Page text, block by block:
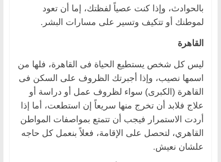
بالحوادث، وإذا كنت عصياً لفظتك، إما أن تعود
لموطنك أو تتكيف وتسير على مسارات البشر.
القاهرة
ليس كل شخص يستطيع الحياة فى القاهرة، فلها من
اسمها نصيب، وإذا أجبرتك الظروف على السكن فى
القاهرة (الكبرى) سواء لظروف عمل أو دراسة أو
علاج فلابد أن تخرج منها سريعاً إن استطعت، أما إذا
أردت الاستمرار فيجب أن تتمتع بمواصفات المواطن
القاهري، لتحصل على الإقامة، فعلاً بنعمل كل حاجه
علشان نعيش.